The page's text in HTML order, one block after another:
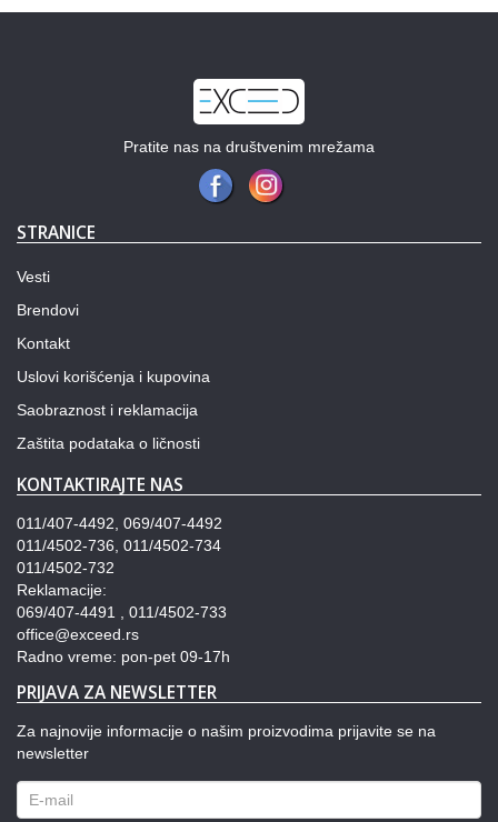
Pratite nas na društvenim mrežama
STRANICE
Vesti
Brendovi
Kontakt
Uslovi korišćenja i kupovina
Saobraznost i reklamacija
Zaštita podataka o ličnosti
KONTAKTIRAJTE NAS
011/407-4492, 069/407-4492
011/4502-736, 011/4502-734
011/4502-732
Reklamacije:
069/407-4491 , 011/4502-733
office@exceed.rs
Radno vreme: pon-pet 09-17h
PRIJAVA ZA NEWSLETTER
Za najnovije informacije o našim proizvodima prijavite se na
newsletter